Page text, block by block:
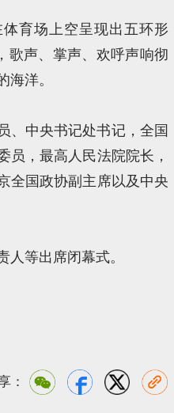
育场上空呈现出五环形
歌声、掌声、欢呼声响彻
海洋。
、中央书记处书记，全国
员，最高人民法院院长，
全国政协副主席以及中央
人等出席闭幕式。
：